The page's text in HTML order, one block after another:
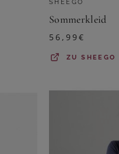
SHEEGO
Sommerkleid
56,99€
ZUSHEEGO